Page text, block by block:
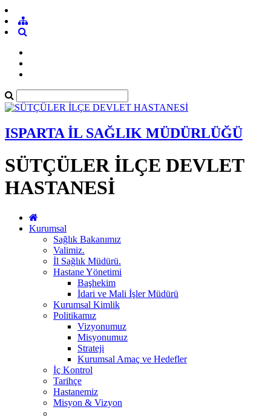
ISPARTA İL SAĞLIK MÜDÜRLÜĞÜ
SÜTÇÜLER İLÇE DEVLET
HASTANESİ
Kurumsal
Sağlık Bakanımız
Valimiz.
İl Sağlık Müdürü.
Hastane Yönetimi
Başhekim
İdari ve Mali İşler Müdürü
Kurumsal Kimlik
Politikamız
Vizyonumuz
Misyonumuz
Strateji
Kurumsal Amaç ve Hedefler
İç Kontrol
Tarihçe
Hastanemiz
Misyon & Vizyon